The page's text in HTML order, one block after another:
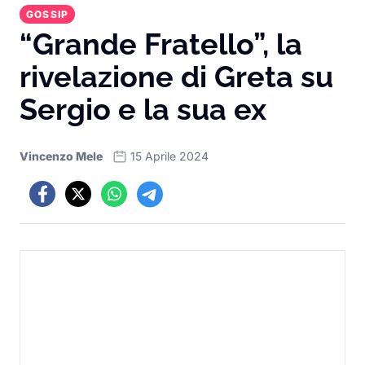
GOSSIP
“Grande Fratello”, la
rivelazione di Greta su
Sergio e la sua ex
Vincenzo Mele 15 Aprile 2024